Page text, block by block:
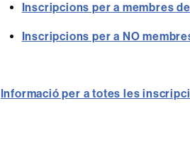
Inscripcions per a membres
Inscripcions per a NO
Informació per a totes les